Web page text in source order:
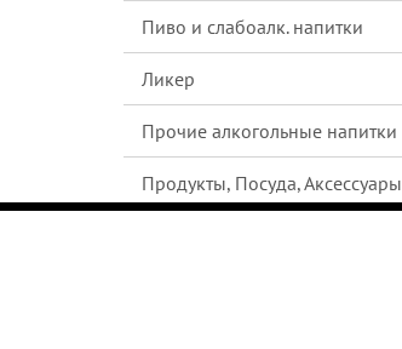
Пиво и слабоалк. напитки
Ликер
Прочие алкогольные напитки
Продукты, Посуда, Аксессуары